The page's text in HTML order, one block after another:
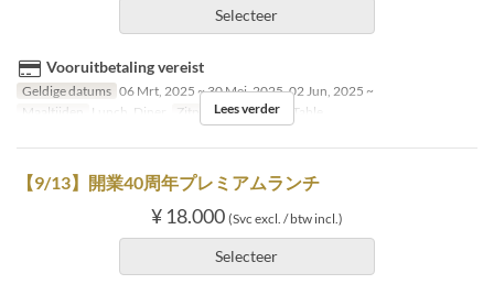
Selecteer
Vooruitbetaling vereist
Geldige datums 06 Mrt, 2025 ~ 30 Mei, 2025, 02 Jun, 2025 ~
Maaltijden
Lunch, Diner Zitplaats Categorie Table
Lees verder
【9/13】開業40周年プレミアムランチ
¥ 18.000 (Svc excl. / btw incl.)
Selecteer